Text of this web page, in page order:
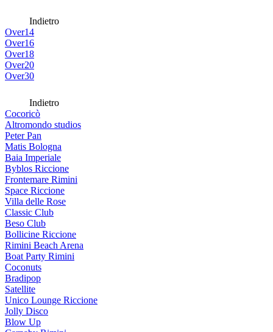
Indietro
Over14
Over16
Over18
Over20
Over30
Indietro
Cocoricò
Altromondo studios
Peter Pan
Matis Bologna
Baia Imperiale
Byblos Riccione
Frontemare Rimini
Space Riccione
Villa delle Rose
Classic Club
Beso Club
Bollicine Riccione
Rimini Beach Arena
Boat Party Rimini
Coconuts
Bradipop
Satellite
Unico Lounge Riccione
Jolly Disco
Blow Up